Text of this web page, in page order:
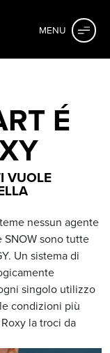
MENU
É
VUOLE
nessun agente
sono tutte
Un sistema di
singolo utilizzo
condizioni più
la troci da